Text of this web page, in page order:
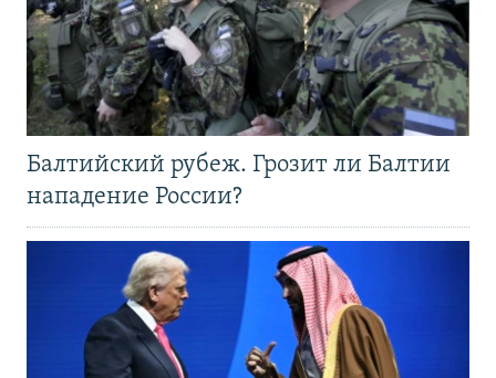
Балтийский рубеж. Грозит ли Балтии
нападение России?